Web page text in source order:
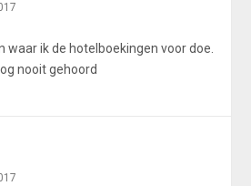
waar ik de hotelboekingen voor doe.
nooit gehoord